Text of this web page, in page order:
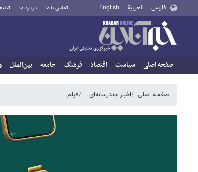
فارسی العربية English تماس با ما درباره ما
صفحه اصلی سیاست اقتصاد فرهنگ جامعه بین‌الملل
صفحه اصلی اخبار چندرسانه‌ای فیلم